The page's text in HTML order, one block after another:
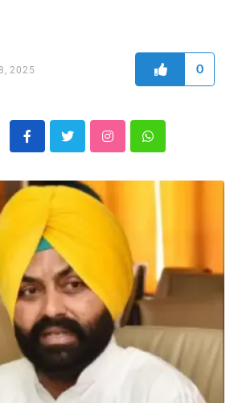
2025 0